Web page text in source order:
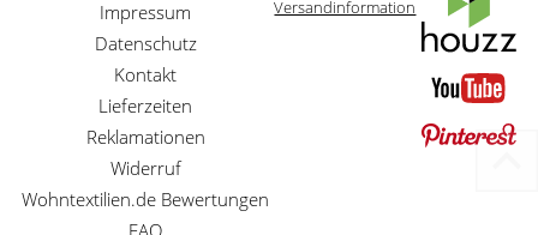
Impressum
Datenschutz
Kontakt
Lieferzeiten
Reklamationen
Widerruf
Wohntextilien.de Bewertungen
Versandinformation